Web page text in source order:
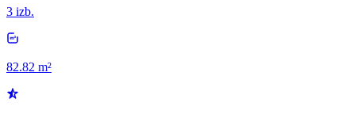
3 izb.
82.82 m²